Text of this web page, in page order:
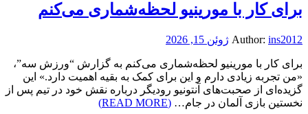
برای کار با مورینیو لحظه‌شماری می‌کنم
Author: ins2012 ژوئن 15, 2026
برای کار با مورینیو لحظه‌شماری می‌کنم به گزارش “ورزش سه”،
«من تجربه زیادی دارم و این برای کمک به بقیه اهمیت دارد.» این
گزیده‌ای از صحبت‌های آنتونیو رودیگر درباره نقش خود در تیم پس از
نخستین بازی آلمان در جام… (READ MORE)